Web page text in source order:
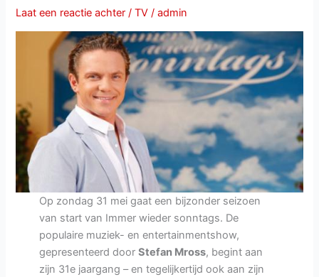
muziek
zomerse
Laat een reactie achter /TV /admin
Op zondag 31 mei gaat een bijzonder seizoen
van start van Immer wieder sonntags. De
populaire muziek- en entertainmentshow,
gepresenteerd door Stefan Mross, begint aan
zijn 31e jaargang – en tegelijkertijd ook aan zijn